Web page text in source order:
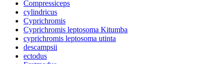
Compressiceps
cylindricus
Cyprichromis
Cyprichromis leptosoma Kitumba
cyprichromis leptosoma utinta
descampsii
ectodus